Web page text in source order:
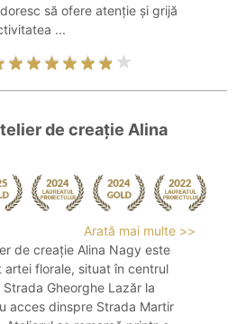
să ofere atenție și grijă
...
de creație Alina
Arată mai multe >>
de creație Alina Nagy este
artei florale, situat în centrul
Gheorghe Lazăr la
acces dinspre Strada Martir